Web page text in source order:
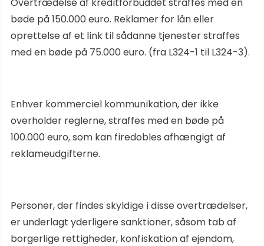
bøde på 150.000 euro. Reklamer for lån eller
oprettelse af et link til sådanne tjenester straffes
med en bøde på 75.000 euro. (fra L324-1 til L324-3).
Enhver kommerciel kommunikation, der ikke
overholder reglerne, straffes med en bøde på
100.000 euro, som kan firedobles afhængigt af
reklameudgifterne.
Personer, der findes skyldige i disse overtrædelser,
er underlagt yderligere sanktioner, såsom tab af
borgerlige rettigheder, konfiskation af ejendom,